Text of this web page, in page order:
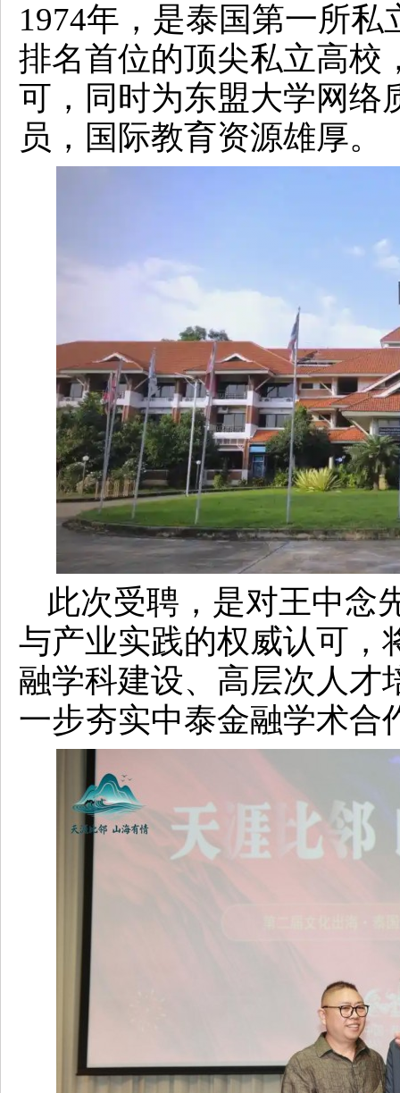
1974年，是泰国第一所
排名首位的顶尖私立高校
可，同时为东盟大学网络
员，国际教育资源雄厚。
此次受聘，是对王中念
与产业实践的权威认可，
融学科建设、高层次人才
一步夯实中泰金融学术合